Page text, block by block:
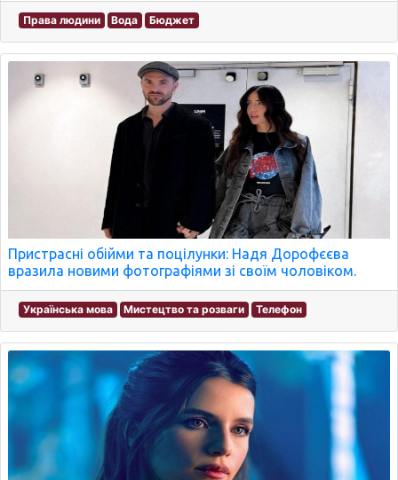
Права людини Вода Бюджет
Пристрасні обійми та поцілунки: Надя Дорофєєва
вразила новими фотографіями зі своїм чоловіком.
Українська мова Мистецтво та розваги Телефон